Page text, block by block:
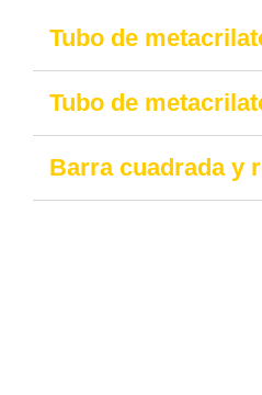
Tubo de
Tubo de
Barra cuadrada y